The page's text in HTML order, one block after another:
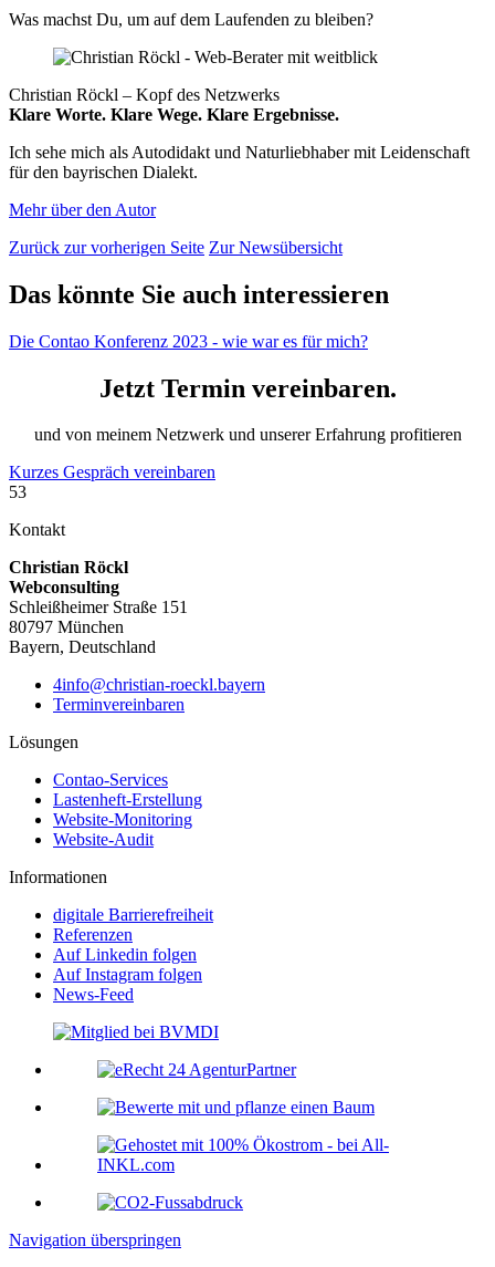
Was machst Du, um auf dem Laufenden zu bleiben?
Christian Röckl – Kopf des Netzwerks
Klare Worte. Klare Wege. Klare Ergebnisse.
Ich sehe mich als Autodidakt und Naturliebhaber mit Leidenschaft
für den bayrischen Dialekt.
Mehr über den Autor
Zurück zur vorherigen Seite Zur Newsübersicht
Das könnte Sie auch interessieren
Die Contao Konferenz 2023 - wie war es für mich?
Jetzt Termin vereinbaren.
und von meinem Netzwerk und unserer Erfahrung profitieren
Kurzes Gespräch vereinbaren
53
Kontakt
Christian Röckl
Webconsulting
Schleißheimer Straße 151
80797 München
Bayern, Deutschland
4info@christian-roeckl.bayern
Terminvereinbaren
Lösungen
Contao-Services
Lastenheft-Erstellung
Website-Monitoring
Website-Audit
Informationen
digitale Barrierefreiheit
Referenzen
Auf Linkedin folgen
Auf Instagram folgen
News-Feed
Navigation überspringen